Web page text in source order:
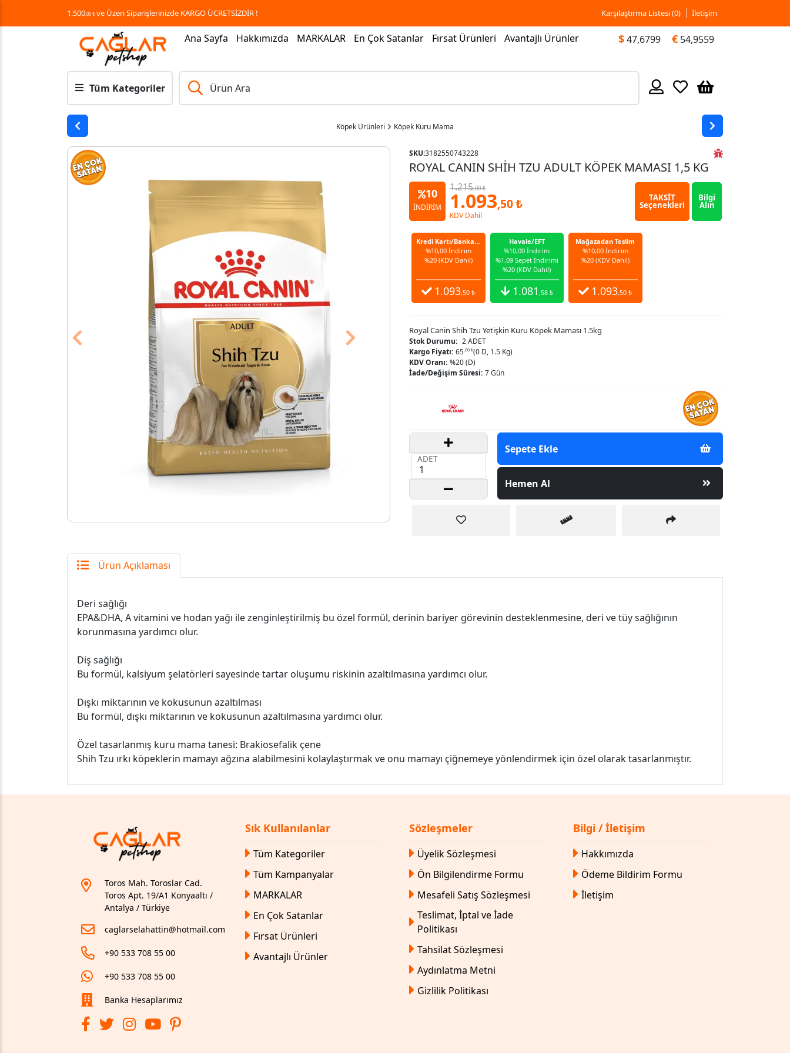
1.500,00 ₺ve Üzeri Siparişlerinizde KARGO ÜCRETSİZDİR ! Karşılaştırma Listesi (0) İletişim
Ana Sayfa Hakkımızda MARKALAR En Çok Satanlar Fırsat Ürünleri Avantajlı Ürünler $47,6799 € 54,9559
Tüm Kategoriler Ürün Ara
Köpek Ürünleri Köpek Kuru Mama
Previous Next
SKU:3182550743228
ROYAL CANIN SHİH TZU ADULT KÖPEK MAMASI 1,5 KG
10
İNDİRİM
1.215,00 ₺
1.093,50 ₺
KDV Dahil
TAKSİT
Seçenekleri
Bilgi
Alın
Kredi Kartı/Banka Kartı
%10,00 İndirim
%20 (KDV Dahil)
1.093,50 ₺
Havale/EFT
%10,00 İndirim
%1,09 Sepet İndirimi
%20 (KDV Dahil)
1.081 ,58 ₺
Mağazadan Teslim
%10,00 İndirim
%20 (KDV Dahil)
1.093,50 ₺
Royal Canin Shih Tzu Yetişkin Kuru Köpek Maması 1.5kg
Stok Durumu: 2 ADET
Kargo Fiyatı: 65,00 ₺(0 D, 1.5 Kg)
KDV Oranı: %20 (D)
İade/Değişim Süresi: 7 Gün
ADET
Sepete Ekle
Hemen Al
Ürün Açıklaması
Deri sağlığı
EPA&DHA, A vitamini ve hodan yağı ile zenginleştirilmiş bu özel formül, derinin bariyer görevinin desteklenmesine, deri ve tüy sağlığının
korunmasına yardımcı olur.
Diş sağlığı
Bu formül, kalsiyum şelatörleri sayesinde tartar oluşumu riskinin azaltılmasına yardımcı olur.
Dışkı miktarının ve kokusunun azaltılması
Bu formül, dışkı miktarının ve kokusunun azaltılmasına yardımcı olur.
Özel tasarlanmış kuru mama tanesi: Brakiosefalik çene
Shih Tzu ırkı köpeklerin mamayı ağzına alabilmesini kolaylaştırmak ve onu mamayı çiğnemeye yönlendirmek için özel olarak tasarlanmıştır.
Toros Mah. Toroslar Cad.
Toros Apt. 19/A1 Konyaaltı /
Antalya / Türkiye
caglarselahattin@hotmail.com
+90 533 708 55 00
+90 533 708 55 00
Banka Hesaplarımız
Sık Kullanılanlar
Tüm Kategoriler
Tüm Kampanyalar
MARKALAR
En Çok Satanlar
Fırsat Ürünleri
Avantajlı Ürünler
Sözleşmeler
Üyelik Sözleşmesi
Ön Bilgilendirme Formu
Mesafeli Satış Sözleşmesi
Teslimat, İptal ve İade
Politikası
Tahsilat Sözleşmesi
Aydınlatma Metni
Gizlilik Politikası
Bilgi / İletişim
Hakkımızda
Ödeme Bildirim Formu
İletişim